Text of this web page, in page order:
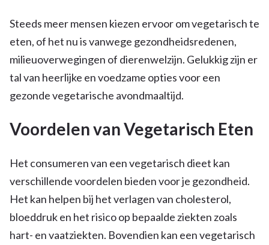
Steeds meer mensen kiezen ervoor om vegetarisch te
eten, of het nu is vanwege gezondheidsredenen,
milieuoverwegingen of dierenwelzijn. Gelukkig zijn er
tal van heerlijke en voedzame opties voor een
gezonde vegetarische avondmaaltijd.
Voordelen van Vegetarisch Eten
Het consumeren van een vegetarisch dieet kan
verschillende voordelen bieden voor je gezondheid.
Het kan helpen bij het verlagen van cholesterol,
bloeddruk en het risico op bepaalde ziekten zoals
hart- en vaatziekten. Bovendien kan een vegetarisch